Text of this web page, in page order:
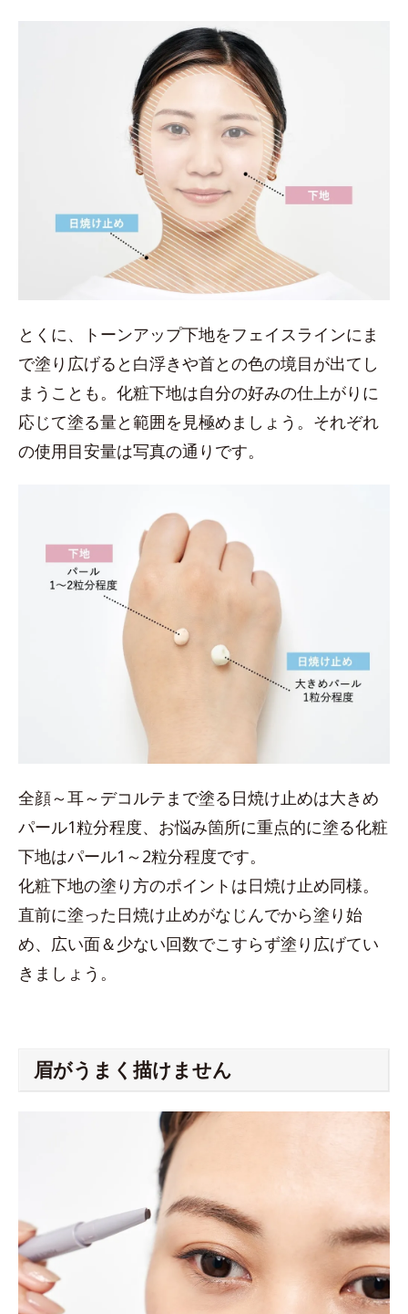
とくに、トーンアップ下地をフェイスラインにま
で塗り広げると白浮きや首との色の境目が出てし
まうことも。化粧下地は自分の好みの仕上がりに
応じて塗る量と範囲を見極めましょう。それぞれ
の使用目安量は写真の通りです。
全顔～耳～デコルテまで塗る日焼け止めは大きめ
パール1粒分程度、お悩み箇所に重点的に塗る化粧
下地はパール1～2粒分程度です。
化粧下地の塗り方のポイントは日焼け止め同様。
直前に塗った日焼け止めがなじんでから塗り始
め、広い面＆少ない回数でこすらず塗り広げてい
きましょう。
眉がうまく描けません